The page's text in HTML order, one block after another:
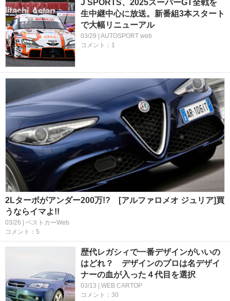
J SPORTS、2025スーパーGT全戦を
生中継中心に放送。新番組3本スタート
で大幅リニューアル
03/29 | AUTOSPORT web
コメント：1
2Lターボがアンダー200万!? [アルファロメオ ジュリア]買
うならイマよ!!
03/26 | ベストカーWeb
コメント：5
歴代レガシィで一番デザインがいいの
はどれ？ デザインのプロは名デザイ
ナーの血が入った４代目を選択
03/13 | WEB CARTOP
コメント：30